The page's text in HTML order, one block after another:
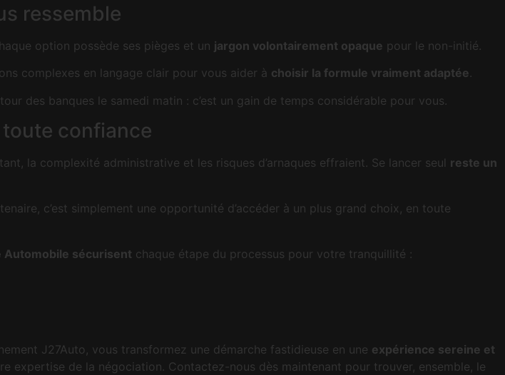
ressemble
option possède ses pièges et un jargon volontairement opaque pour le non-initié.
complexes en langage clair pour vous aider à choisir la formule vraiment adaptée.
des banques le samedi matin : c’est un gain de temps considérable pour vous.
toute confiance
la complexité administrative et les risques d’arnaques effraient. Se lancer seul reste un
c’est simplement une opportunité d’accéder à un plus grand choix, en toute
Automobile sécurisent chaque étape du processus pour votre tranquillité :
J27Auto, vous transformez une démarche fastidieuse en une expérience sereine et
expertise de la négociation. Contactez-nous dès maintenant pour trouver, ensemble, le